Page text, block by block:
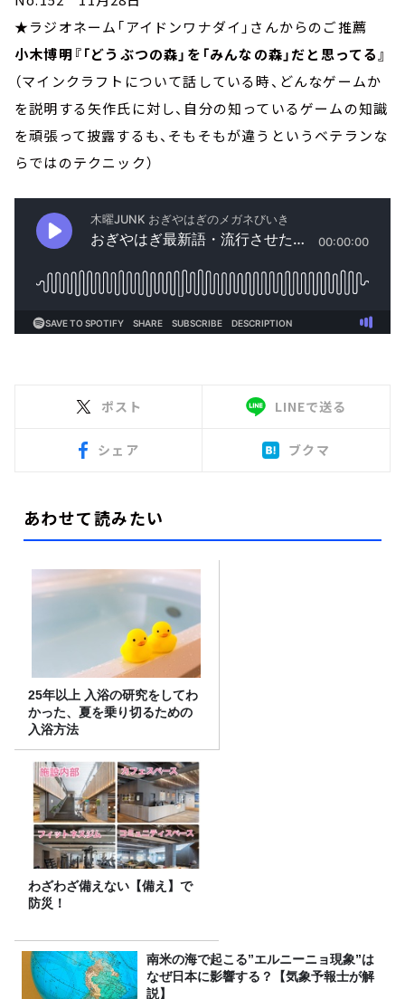
★ラジオネーム「アイドンワナダイ」さんからのご推薦
小木博明『「どうぶつの森」を「みんなの森」だと思ってる』
（マインクラフトについて話している時、どんなゲームか
を説明する矢作氏に対し、自分の知っているゲームの知識
を頑張って披露するも、そもそもが違うというベテランな
らではのテクニック）
ポスト LINEで送る
シェア ブクマ
あわせて読みたい
25年以上 入浴の研究をしてわ
かった、夏を乗り切るための
入浴方法
わざわざ備えない【備え】で
防災！
南米の海で起こる”エルニーニョ現象”は
なぜ日本に影響する？【気象予報士が解
説】